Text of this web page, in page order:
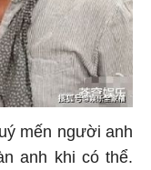
mến người anh
anh khi có thể.